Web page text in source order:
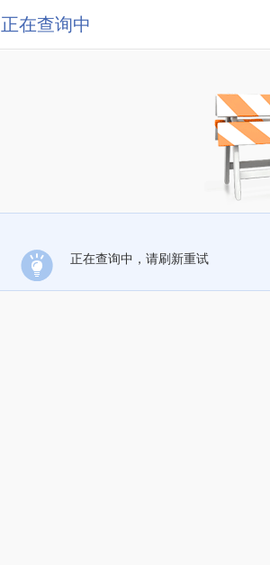
正在查询中
正在查询中，请刷新重试